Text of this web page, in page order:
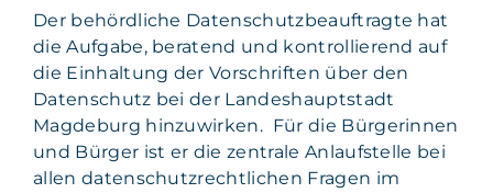
Der behördliche Datenschutzbeauftragte hat
die Aufgabe, beratend und kontrollierend auf
die Einhaltung der Vorschriften über den
Datenschutz bei der Landeshauptstadt
Magdeburg hinzuwirken. Für die Bürgerinnen
und Bürger ist er die zentrale Anlaufstelle bei
allen datenschutzrechtlichen Fragen im